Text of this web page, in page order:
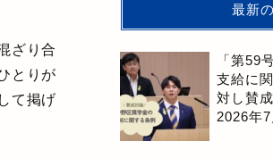
ざり合
とりが
て掲げ
最新
「第59
支給に
対し賛
2026年